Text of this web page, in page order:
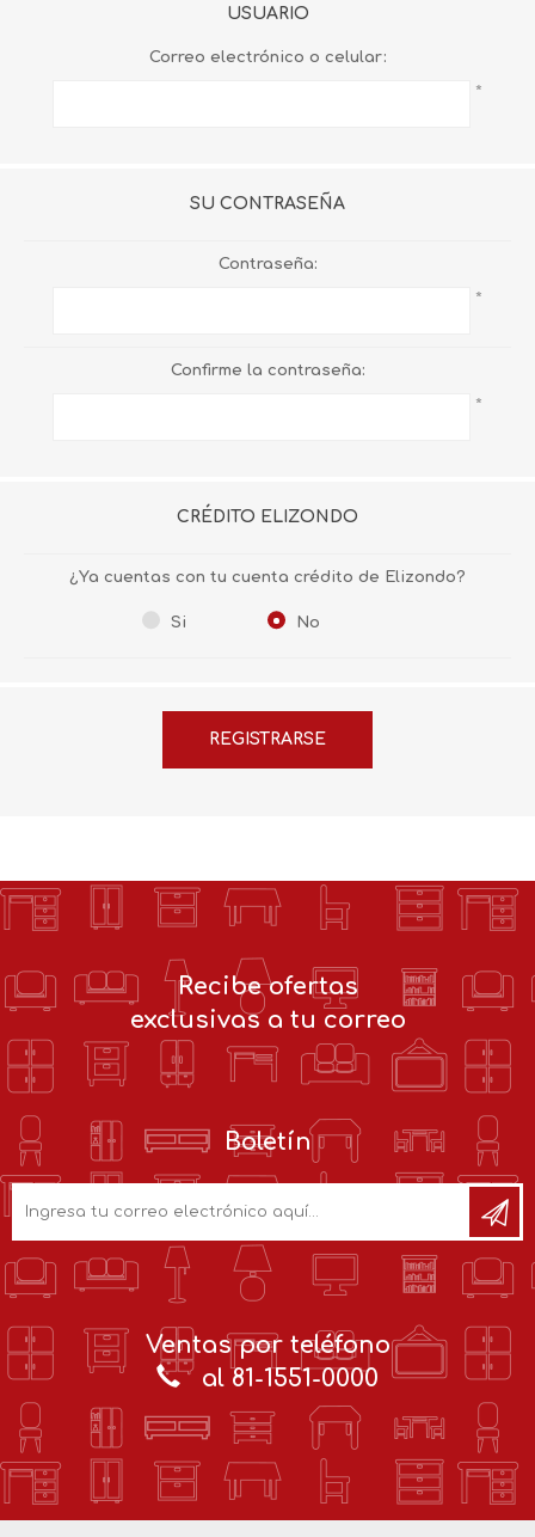
USUARIO
Correo electrónico o celular:
*
SU CONTRASEÑA
Contraseña:
*
Confirme la contraseña:
*
CRÉDITO ELIZONDO
¿Ya cuentas con tu cuenta crédito de Elizondo?
Si No
Recibe ofertas
exclusivas a tu correo
Boletín
Ventas por teléfono
al 81-1551-0000